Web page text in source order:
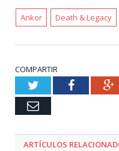
Ankor Death & Legacy
COMPARTIR
TwitterFacebook
Email
ARTÍCULOS